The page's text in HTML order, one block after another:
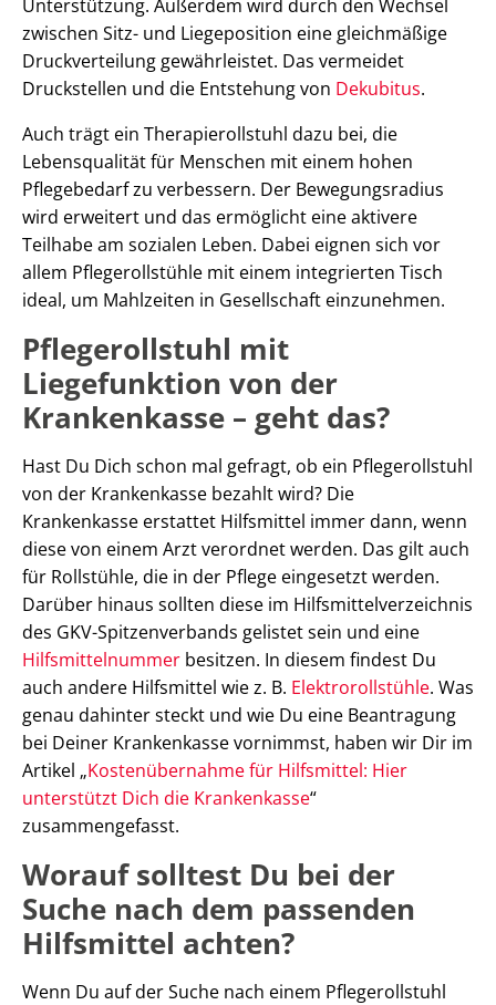
Unterstützung. Außerdem wird durch den Wechsel
zwischen Sitz- und Liegeposition eine gleichmäßige
Druckverteilung gewährleistet. Das vermeidet
Druckstellen und die Entstehung von Dekubitus.
Auch trägt ein Therapierollstuhl dazu bei, die
Lebensqualität für Menschen mit einem hohen
Pflegebedarf zu verbessern. Der Bewegungsradius
wird erweitert und das ermöglicht eine aktivere
Teilhabe am sozialen Leben. Dabei eignen sich vor
allem Pflegerollstühle mit einem integrierten Tisch
ideal, um Mahlzeiten in Gesellschaft einzunehmen.
Pflegerollstuhl mit
Liegefunktion von der
Krankenkasse – geht das?
Hast Du Dich schon mal gefragt, ob ein Pflegerollstuhl
von der Krankenkasse bezahlt wird? Die
Krankenkasse erstattet Hilfsmittel immer dann, wenn
diese von einem Arzt verordnet werden. Das gilt auch
für Rollstühle, die in der Pflege eingesetzt werden.
Darüber hinaus sollten diese im Hilfsmittelverzeichnis
des GKV-Spitzenverbands gelistet sein und eine
Hilfsmittelnummer besitzen. In diesem findest Du
auch andere Hilfsmittel wie z. B. Elektrorollstühle. Was
genau dahinter steckt und wie Du eine Beantragung
bei Deiner Krankenkasse vornimmst, haben wir Dir im
Artikel „Kostenübernahme für Hilfsmittel: Hier
unterstützt Dich die Krankenkasse“
zusammengefasst.
Worauf solltest Du bei der
Suche nach dem passenden
Hilfsmittel achten?
Wenn Du auf der Suche nach einem Pflegerollstuhl